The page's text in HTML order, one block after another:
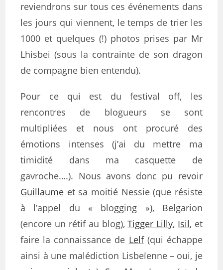
reviendrons sur tous ces événements dans
les jours qui viennent, le temps de trier les
1000 et quelques (!) photos prises par Mr
Lhisbei (sous la contrainte de son dragon
de compagne bien entendu).
Pour ce qui est du festival off, les
rencontres de blogueurs se sont
multipliées et nous ont procuré des
émotions intenses (j’ai du mettre ma
timidité dans ma casquette de
gavroche….). Nous avons donc pu revoir
Guillaume et sa moitié Nessie (que résiste
à l’appel du « blogging »), Belgarion
(encore un rétif au blog),Tigger Lilly, Isil, et
faire la connaissance de Lelf(qui échappe
ainsi à une malédiction Lisbeïenne – oui, je